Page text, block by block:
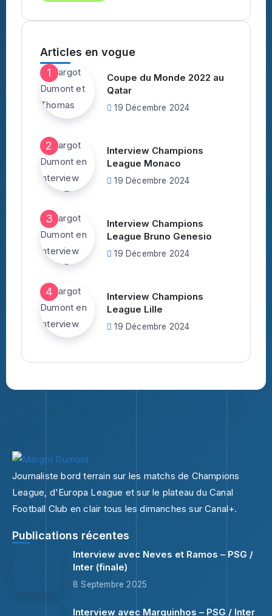
Articles en vogue
Coupe du Monde 2022 au
Qatar
19 Décembre 2024
Interview Champions
League Monaco
19 Décembre 2024
Interview Champions
League Bruno Genesio
19 Décembre 2024
Interview Champions
League Lille
19 Décembre 2024
Journaliste bord terrain sur les matchs de Champions
League, d'Europa League et sur le plateau du Canal
Football Club en clair tous les dimanches sur Canal+.
Publications récentes
Interview avec Neves et Ramos – PSG /
Inter (finale)
8 Septembre 2025
Interview avec Marquinhos – PSG / Inter